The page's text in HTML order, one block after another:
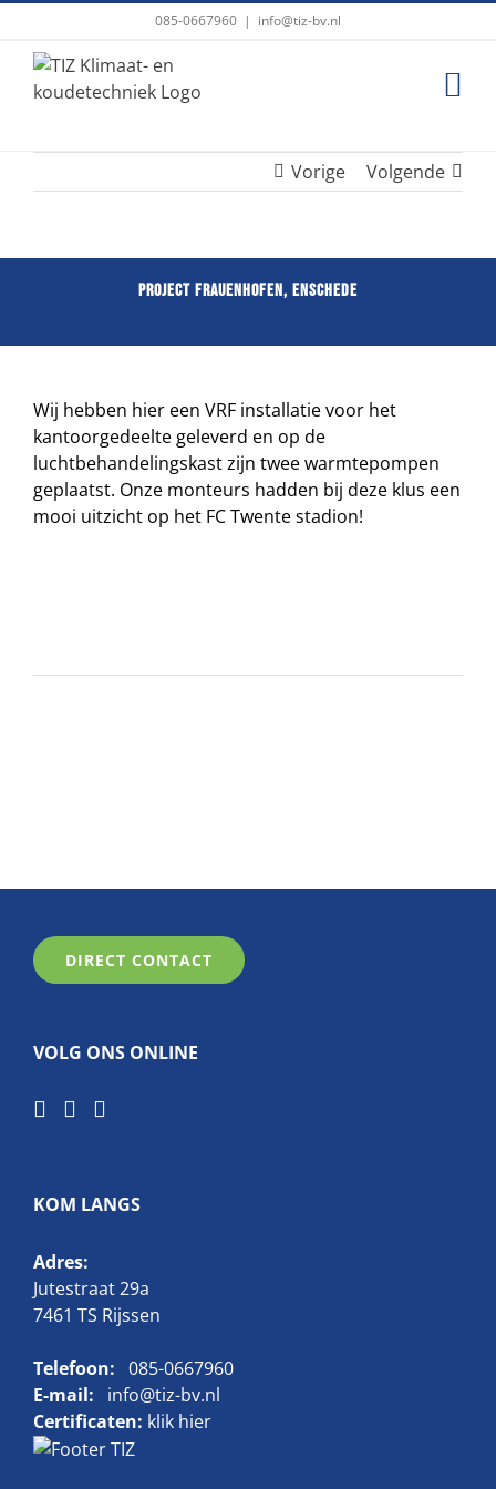
inhoud
085-0667960 | info@tiz-bv.nl
Vorige Volgende
Project Frauenhofen, Enschede
Wij hebben hier een VRF installatie voor het
kantoorgedeelte geleverd en op de
luchtbehandelingskast zijn tweewarmtepompen
geplaatst. Onze monteurs hadden bij deze klus een
mooi uitzicht op het FC Twente stadion!
DIRECT CONTACT
VOLG ONS ONLINE
KOM LANGS
Adres:
Jutestraat 29a
7461 TS Rijssen
Telefoon: 085-0667960
E-mail:
info@tiz-bv.nl
Certificaten: klik hier